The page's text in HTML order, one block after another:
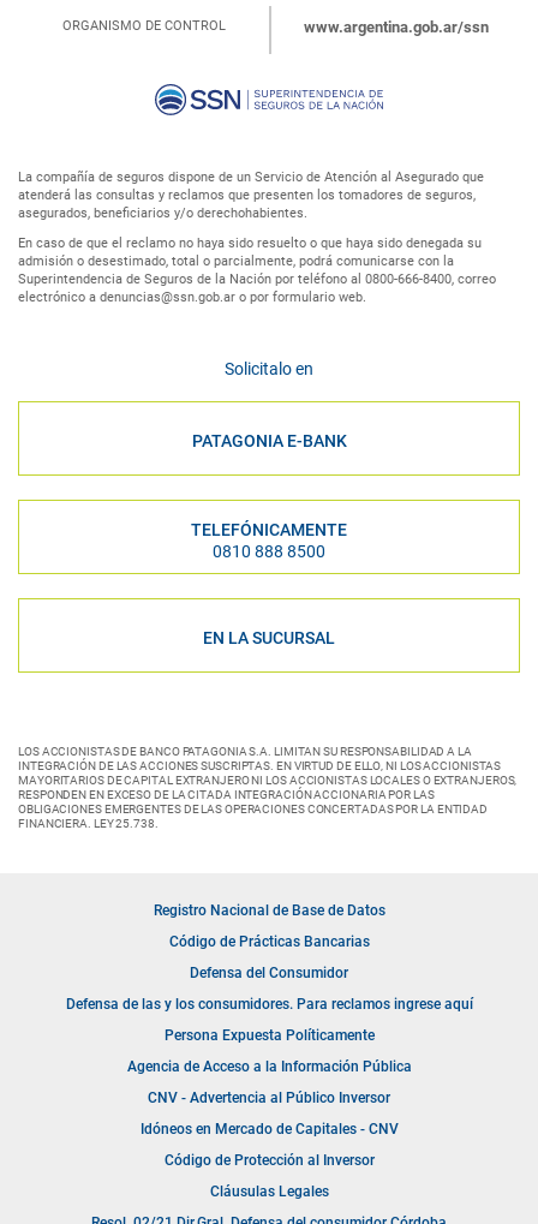
ORGANISMO DE CONTROL www.argentina.gob.ar/ssn
La compañía de seguros dispone de un Servicio de Atención al Asegurado que
atenderá las consultas y reclamos que presenten los tomadores de seguros,
asegurados, beneficiarios y/o derechohabientes.
En caso de que el reclamo no haya sido resuelto o que haya sido denegada su
admisión o desestimado, total o parcialmente, podrá comunicarse con la
Superintendencia de Seguros de la Nación por teléfono al 0800-666-8400, correo
electrónico a denuncias@ssn.gob.ar o por formulario web.
Solicitalo en
PATAGONIA E-BANK
TELEFÓNICAMENTE
0810 888 8500
EN LA SUCURSAL
LOS ACCIONISTAS DE BANCO PATAGONIA S.A. LIMITAN SU RESPONSABILIDAD A LA
INTEGRACIÓN DE LAS ACCIONES SUSCRIPTAS. EN VIRTUD DE ELLO, NI LOS ACCIONISTAS
MAYORITARIOS DE CAPITAL EXTRANJERO NI LOS ACCIONISTAS LOCALES O EXTRANJEROS,
RESPONDEN EN EXCESO DE LA CITADA INTEGRACIÓN ACCIONARIA POR LAS
OBLIGACIONES EMERGENTES DE LAS OPERACIONES CONCERTADAS POR LA ENTIDAD
FINANCIERA. LEY 25.738.
Registro Nacional de Base de Datos
Código de Prácticas Bancarias
Defensa del Consumidor
Defensa de las y los consumidores. Para reclamos ingrese aquí
Persona Expuesta Políticamente
Agencia de Acceso a la Información Pública
CNV - Advertencia al Público Inversor
Idóneos en Mercado de Capitales - CNV
Código de Protección al Inversor
Cláusulas Legales